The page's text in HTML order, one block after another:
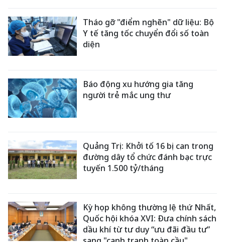
Tháo gỡ "điểm nghẽn" dữ liệu: Bộ
Y tế tăng tốc chuyển đổi số toàn
diện
Báo động xu hướng gia tăng
người trẻ mắc ung thư
Quảng Trị: Khởi tố 16 bị can trong
đường dây tổ chức đánh bạc trực
tuyến 1.500 tỷ/tháng
Kỳ họp không thường lệ thứ Nhất,
Quốc hội khóa XVI: Đưa chính sách
dầu khí từ tư duy “ưu đãi đầu tư”